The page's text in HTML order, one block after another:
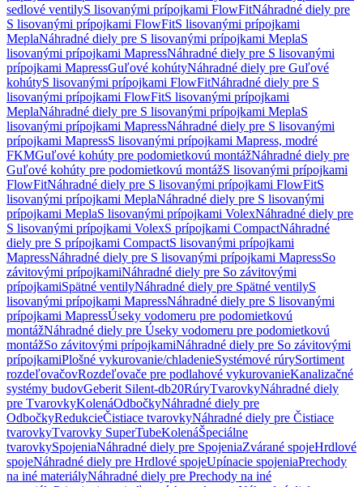
sedlové ventilyS lisovanými prípojkami FlowFitNáhradné diely pre
S lisovanými prípojkami FlowFitS lisovanými prípojkami
MeplaNáhradné diely pre S lisovanými prípojkami MeplaS
lisovanými prípojkami MapressNáhradné diely pre S lisovanými
prípojkami MapressGuľové kohútyNáhradné diely pre Guľové
kohútyS lisovanými prípojkami FlowFitNáhradné diely pre S
lisovanými prípojkami FlowFitS lisovanými prípojkami
MeplaNáhradné diely pre S lisovanými prípojkami MeplaS
lisovanými prípojkami MapressNáhradné diely pre S lisovanými
prípojkami MapressS lisovanými prípojkami Mapress, modré
FKMGuľové kohúty pre podomietkovú montážNáhradné diely pre
Guľové kohúty pre podomietkovú montážS lisovanými prípojkami
FlowFitNáhradné diely pre S lisovanými prípojkami FlowFitS
lisovanými prípojkami MeplaNáhradné diely pre S lisovanými
prípojkami MeplaS lisovanými prípojkami VolexNáhradné diely pre
S lisovanými prípojkami VolexS prípojkami CompactNáhradné
diely pre S prípojkami CompactS lisovanými prípojkami
MapressNáhradné diely pre S lisovanými prípojkami MapressSo
závitovými prípojkamiNáhradné diely pre So závitovými
prípojkamiSpätné ventilyNáhradné diely pre Spätné ventilyS
lisovanými prípojkami MapressNáhradné diely pre S lisovanými
prípojkami MapressÚseky vodomeru pre podomietkovú
montážNáhradné diely pre Úseky vodomeru pre podomietkovú
montážSo závitovými prípojkamiNáhradné diely pre So závitovými
prípojkamiPlošné vykurovanie/chladenieSystémové rúrySortiment
rozdeľovačovRozdeľovače pre podlahové vykurovanieKanalizačné
systémy budovGeberit Silent-db20RúryTvarovkyNáhradné diely
pre TvarovkyKolenáOdbočkyNáhradné diely pre
OdbočkyRedukcieČistiace tvarovkyNáhradné diely pre Čistiace
tvarovkyTvarovky SuperTubeKolenáŠpeciálne
tvarovkySpojeniaNáhradné diely pre SpojeniaZvárané spojeHrdlové
spojeNáhradné diely pre Hrdlové spojeUpínacie spojeniaPrechody
na iné materiályNáhradné diely pre Prechody na iné